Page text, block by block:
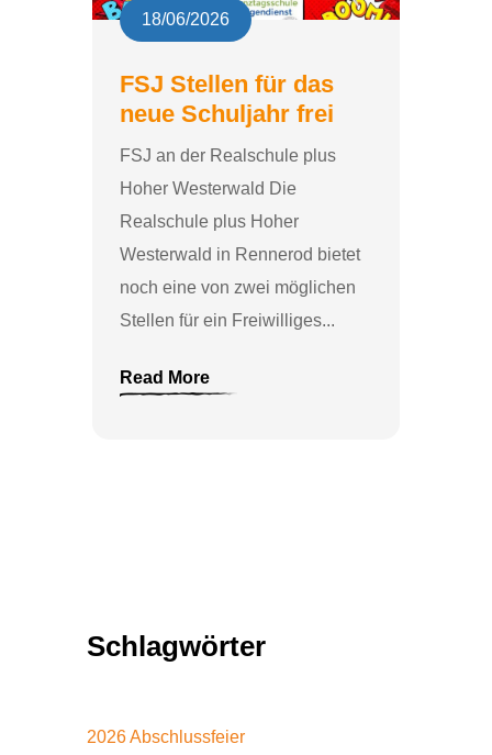
Schlagwörter
2026Abschlussfeier
18/06/2026
FSJ Stellen für das
neue Schuljahr frei
FSJ an der Realschule plus
Hoher Westerwald Die
Realschule plus Hoher
Westerwald in Rennerod bietet
noch eine von zwei möglichen
Stellen für ein Freiwilliges...
Read More